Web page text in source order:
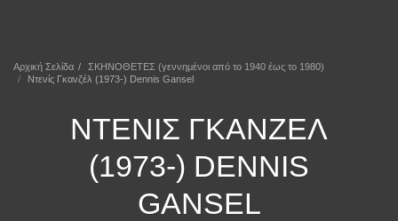
Αρχική Σελίδα
ΣΚΗΝΟΘΕΤΕΣ (γεννημένοι από το 1940 έως το 1980)
Ντενίς Γκανζέλ (1973-) Dennis Gansel
ΝΤΕΝΊΣ ΓΚΑΝΖΈΛ
(1973-) DENNIS
GANSEL